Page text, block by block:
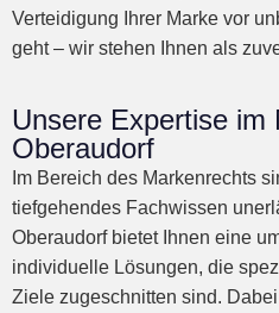
Verteidigung Ihrer Marke vor
geht – wir stehen Ihnen als
Unsere Expertise im
Oberaudorf
Im Bereich des Markenrechts
tiefgehendes Fachwissen
Oberaudorf bietet Ihnen eine
individuelle Lösungen, die
Ziele zugeschnitten sind.